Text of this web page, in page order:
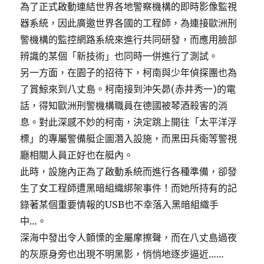
為了正式啟動連結世界各地警察機構的即時影像監視
器系統，因此廣邀世界各國的工程師，為連接歐洲刑
警機構的監控網路系統來進行共同研發，而應用臉部
辨識的某個「新技術」也同時一併進行了測試。
另一方面，在園子的招待下，柯南與少年偵探團也為
了賞鯨來到八丈島。柯南接到沖矢昴(赤井秀一)的電
話，得知歐洲刑警機構職員在德國被琴酒殺害的消
息。對此深感不妙的柯南，決定跳上開往「太平洋浮
標」的專屬警備艇企圖潛入設施，而黑田兵衛等警視
廳相關人員正好也在艇內。
此時，設施內正為了啟動系統而進行各種準備，卻發
生了女工程師遭黑暗組織綁架事件！而她所持有的記
錄著某個重要情報的USB也不幸落入黑暗組織手
中…。
深海中發出令人顫慄的金屬摩擦聲，而在八丈島過夜
的灰原身旁也出現不明黑影，悄悄地逐步逼近……